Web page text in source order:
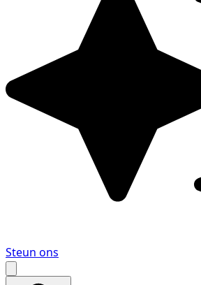
Steun ons